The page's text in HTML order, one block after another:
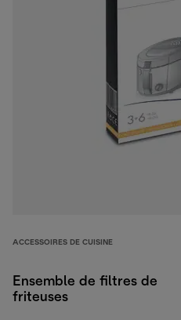
ACCESSOIRES DE CUISINE
Ensemble de filtres de
friteuses